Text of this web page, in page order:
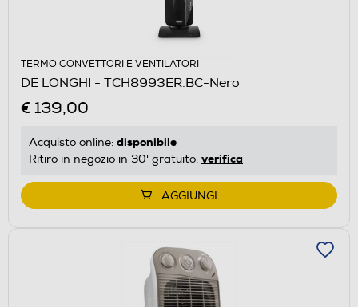
TERMO CONVETTORI E VENTILATORI
DE LONGHI - TCH8993ER.BC-Nero
€ 139,00
Acquisto online: disponibile
Ritiro in negozio in 30' gratuito: verifica
AGGIUNGI